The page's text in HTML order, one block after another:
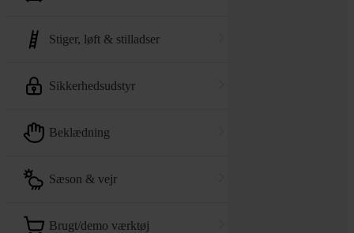
stiger, løft & stilladser
sikkerhedsudstyr
beklædning
sæson & vejr
brugt/demo værktøj